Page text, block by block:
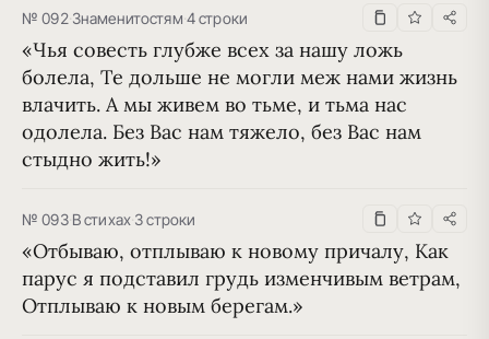
№ 092·Знаменитостям·4 строки
«Чья совесть глубже всех за нашу ложь
болела, Те дольше не могли меж нами жизнь
влачить. А мы живем во тьме, и тьма нас
одолела. Без Вас нам тяжело, без Вас нам
стыдно жить!»
№ 093·В стихах·3 строки
«Отбываю, отплываю к новому причалу, Как
парус я подставил грудь изменчивым ветрам,
Отплываю к новым берегам.»